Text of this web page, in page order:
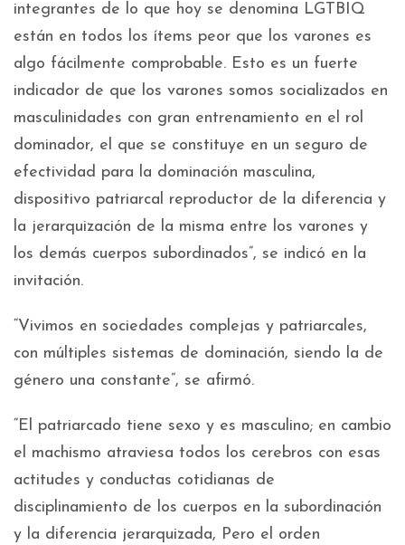
integrantes de lo que hoy se denomina LGTBIQ
están en todos los ítems peor que los varones es
algo fácilmente comprobable. Esto es un fuerte
indicador de que los varones somos socializados en
masculinidades con gran entrenamiento en el rol
dominador, el que se constituye en un seguro de
efectividad para la dominación masculina,
dispositivo patriarcal reproductor de la diferencia y
la jerarquización de la misma entre los varones y
los demás cuerpos subordinados”, se indicó en la
invitación.
“Vivimos en sociedades complejas y patriarcales,
con múltiples sistemas de dominación, siendo la de
género una constante”, se afirmó.
“El patriarcado tiene sexo y es masculino; en cambio
el machismo atraviesa todos los cerebros con esas
actitudes y conductas cotidianas de
disciplinamiento de los cuerpos en la subordinación
y la diferencia jerarquizada, Pero el orden